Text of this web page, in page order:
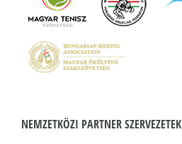
NEMZETKÖZI PARTNER SZERVEZETEK